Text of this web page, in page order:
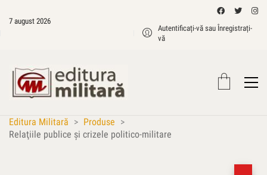
7 august 2026
Autentificați-vă sau Înregistrați-
vă
Editura Militară > Produse >
Relaţiile publice şi crizele politico-militare